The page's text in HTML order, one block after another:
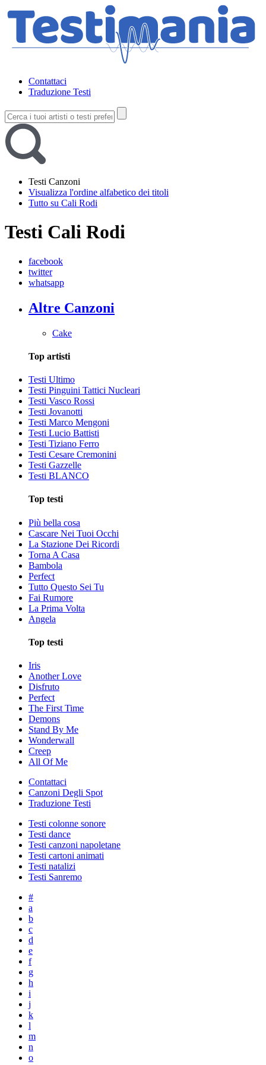
Contattaci
Traduzione Testi
Testi Canzoni
Visualizza l'ordine alfabetico dei titoli
Tutto su Cali Rodi
Testi Cali Rodi
facebook
twitter
whatsapp
Altre Canzoni
Cake
Top artisti
Testi Ultimo
Testi Pinguini Tattici Nucleari
Testi Vasco Rossi
Testi Jovanotti
Testi Marco Mengoni
Testi Lucio Battisti
Testi Tiziano Ferro
Testi Cesare Cremonini
Testi Gazzelle
Testi BLANCO
Top testi
Più bella cosa
Cascare Nei Tuoi Occhi
La Stazione Dei Ricordi
Torna A Casa
Bambola
Perfect
Tutto Questo Sei Tu
Fai Rumore
La Prima Volta
Angela
Top testi
Iris
Another Love
Disfruto
Perfect
The First Time
Demons
Stand By Me
Wonderwall
Creep
All Of Me
Contattaci
Canzoni Degli Spot
Traduzione Testi
Testi colonne sonore
Testi dance
Testi canzoni napoletane
Testi cartoni animati
Testi natalizi
Testi Sanremo
#
a
b
c
d
e
f
g
h
i
j
k
l
m
n
o